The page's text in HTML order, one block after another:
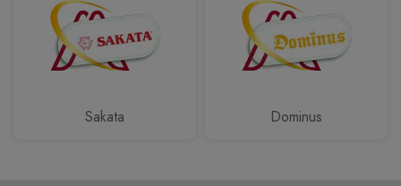
Sakata Dominus